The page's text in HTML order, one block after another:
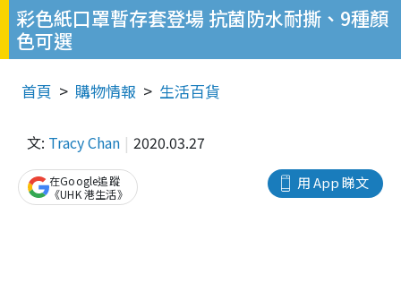
彩色紙口罩暫存套登場 抗菌防水耐撕、9種顏
色可選
首頁 購物情報 生活百貨
文: Tracy Chan 2020.03.27
用 App 睇文
在Google追蹤
《UHK 港生活》